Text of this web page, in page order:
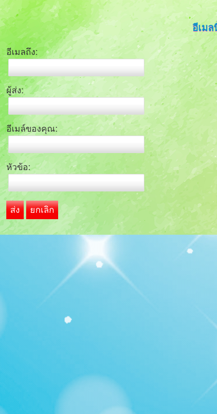
อีเม
อีเมลถึง:
ผู้ส่ง:
อีเมล์ของคุณ:
หัวข้อ:
ส่ง ยกเลิก